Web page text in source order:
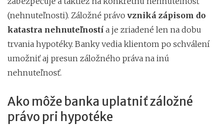
(nehnuteľnosti). Záložné právo vzniká zápisom do
katastra nehnuteľností a je zriadené len na dobu
trvania hypotéky. Banky vedia klientom po schválení
umožniť aj presun záložného práva na inú
nehnuteľnosť.
Ako môže banka uplatniť záložné
právo pri hypotéke